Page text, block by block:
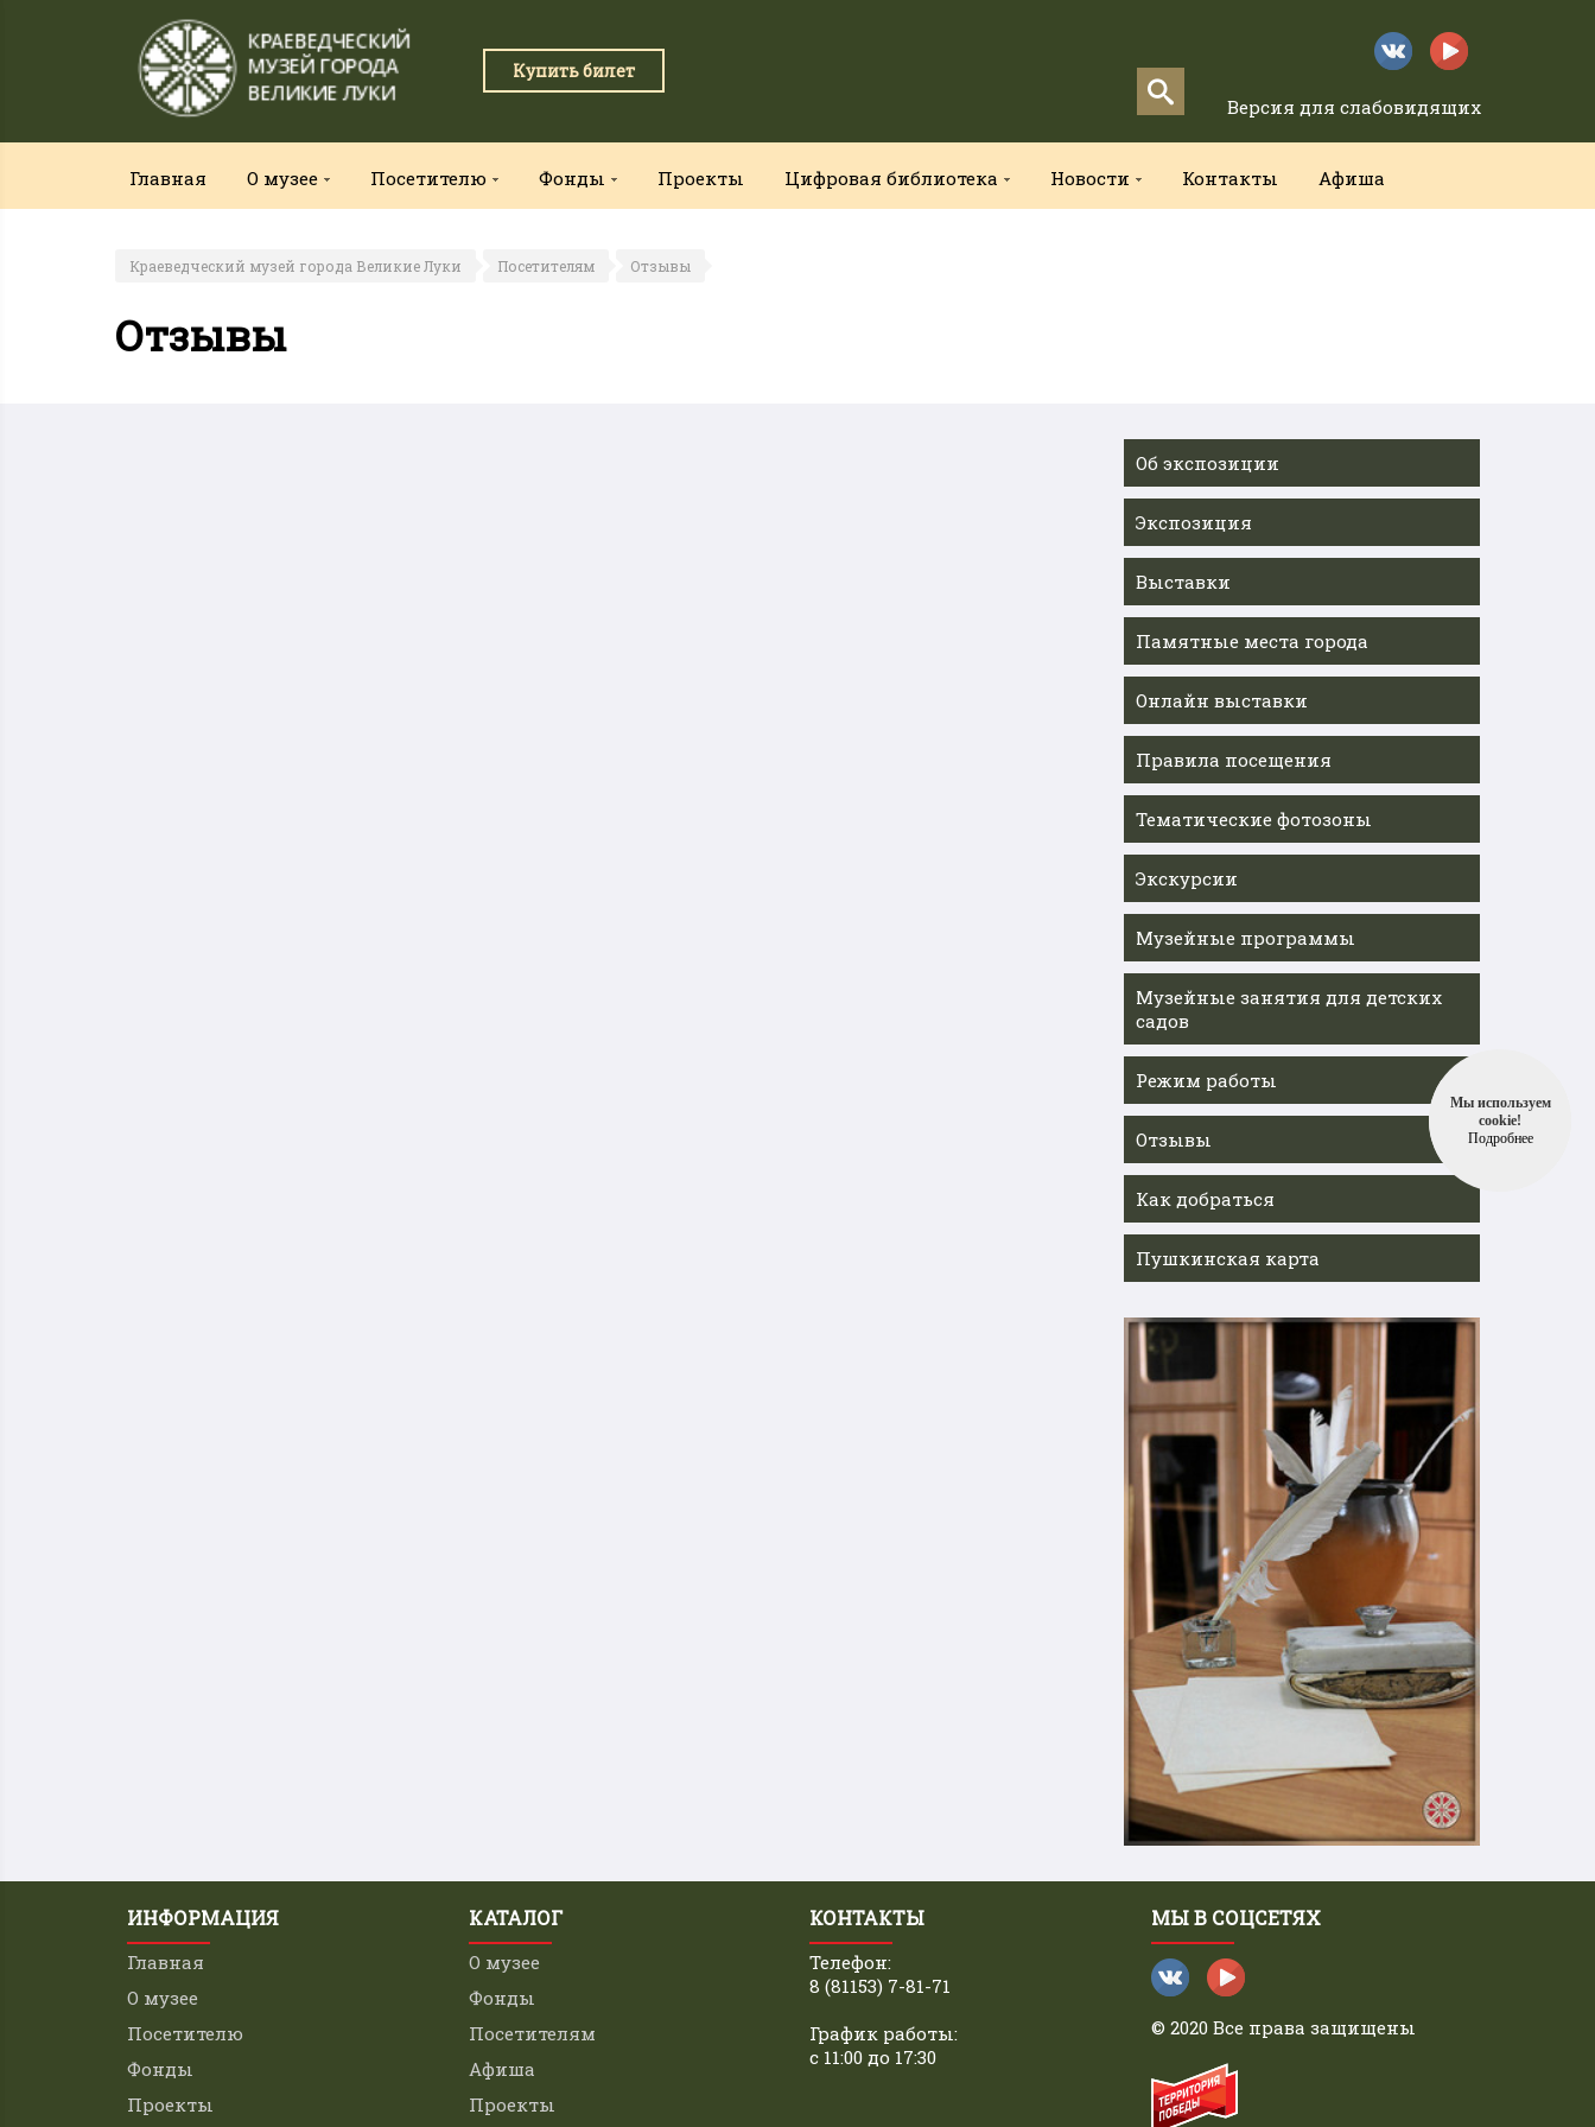
Купить билет
Версия для слабовидящих
Главная О музее Посетителю Фонды Проекты Цифровая библиотека Новости Контакты Афиша
Краеведческий музей города Великие Луки Посетителям Отзывы
Отзывы
Об экспозиции
Экспозиция
Выставки
Памятные места города
Онлайн выставки
Правила посещения
Тематические фотозоны
Экскурсии
Музейные программы
Музейные занятия для детских
садов
Режим работы
Отзывы
Как добраться
Пушкинская карта
Мы используем
cookie!
Подробнее
ИНФОРМАЦИЯ
Главная
О музее
Посетителю
Фонды
Проекты
КАТАЛОГ
О музее
Фонды
Посетителям
Афиша
Проекты
КОНТАКТЫ
Телефон:
8 (81153) 7-81-71
График работы:
с 11:00 до 17:30
МЫ В СОЦСЕТЯХ
© 2020 Все права защищены